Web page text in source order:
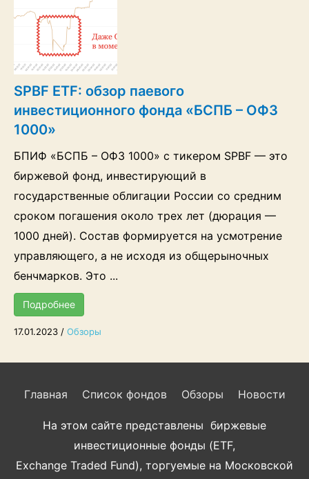
SPBF ETF: обзор паевого
инвестиционного фонда «БСПБ – ОФЗ
1000»
БПИФ «БСПБ – ОФЗ 1000» с тикером SPBF — это
биржевой фонд, инвестирующий в
государственные облигации России со средним
сроком погашения около трех лет (дюрация —
1000 дней). Состав формируется на усмотрение
управляющего, а не исходя из общерыночных
бенчмарков. Это ...
Подробнее
17.01.2023 / Обзоры
Главная Список фондов Обзоры Новости
На этом сайте представлены биржевые
инвестиционные фонды (ETF,
Exchange Traded Fund), торгуемые на Московской